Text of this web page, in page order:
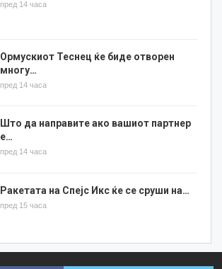
пред 14 часа
Ормускиот Теснец ќе биде отворен
многу…
пред 14 часа
Што да направите ако вашиот партнер
е…
пред 14 часа
Ракетата на Спејс Икс ќе се сруши на…
пред 15 часа